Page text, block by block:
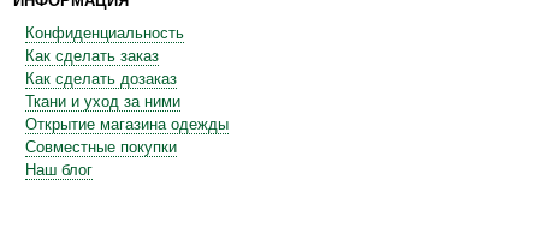
Конфиденциальность
Как сделать заказ
Как сделать дозаказ
Ткани и уход за ними
Открытие магазина одежды
Совместные покупки
Наш блог